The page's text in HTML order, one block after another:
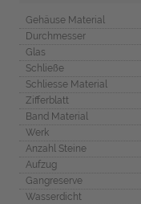
Gehäuse Material
Durchmesser
Glas
Schließe
Schliesse Material
Zifferblatt
Band Material
Werk
Anzahl Steine
Aufzug
Gangreserve
Wasserdicht